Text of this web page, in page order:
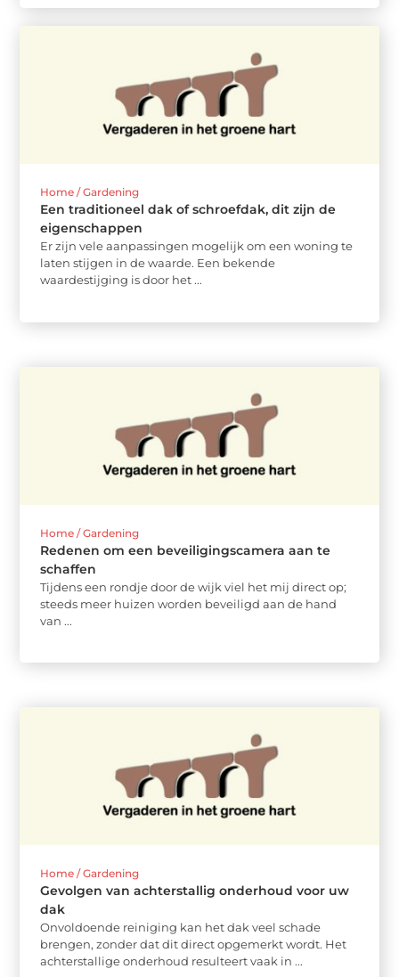
Home / Gardening
Een traditioneel dak of schroefdak, dit zijn de
eigenschappen
Er zijn vele aanpassingen mogelijk om een woning te
laten stijgen in de waarde. Een bekende
waardestijging is door het ...
Home / Gardening
Redenen om een beveiligingscamera aan te
schaffen
Tijdens een rondje door de wijk viel het mij direct op;
steeds meer huizen worden beveiligd aan de hand
van ...
Home / Gardening
Gevolgen van achterstallig onderhoud voor uw
dak
Onvoldoende reiniging kan het dak veel schade
brengen, zonder dat dit direct opgemerkt wordt. Het
achterstallige onderhoud resulteert vaak in ...